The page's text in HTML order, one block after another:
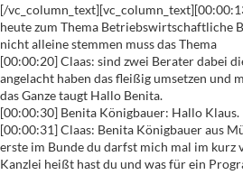
[/
heute zum Thema Betriebswirtschaftliche
nicht alleine stemmen muss das Thema
[00:00:20] Claas: sind zwei Berater dabei
angelacht haben das fleißig umsetzen und
das Ganze taugt Hallo Benita.
[00:00:30] Benita Königbauer: Hallo Klaus.
[00:00:31] Claas: Benita Königbauer aus
erste im Bunde du darfst mich mal im kurz
Kanzlei heißt hast du und was für ein